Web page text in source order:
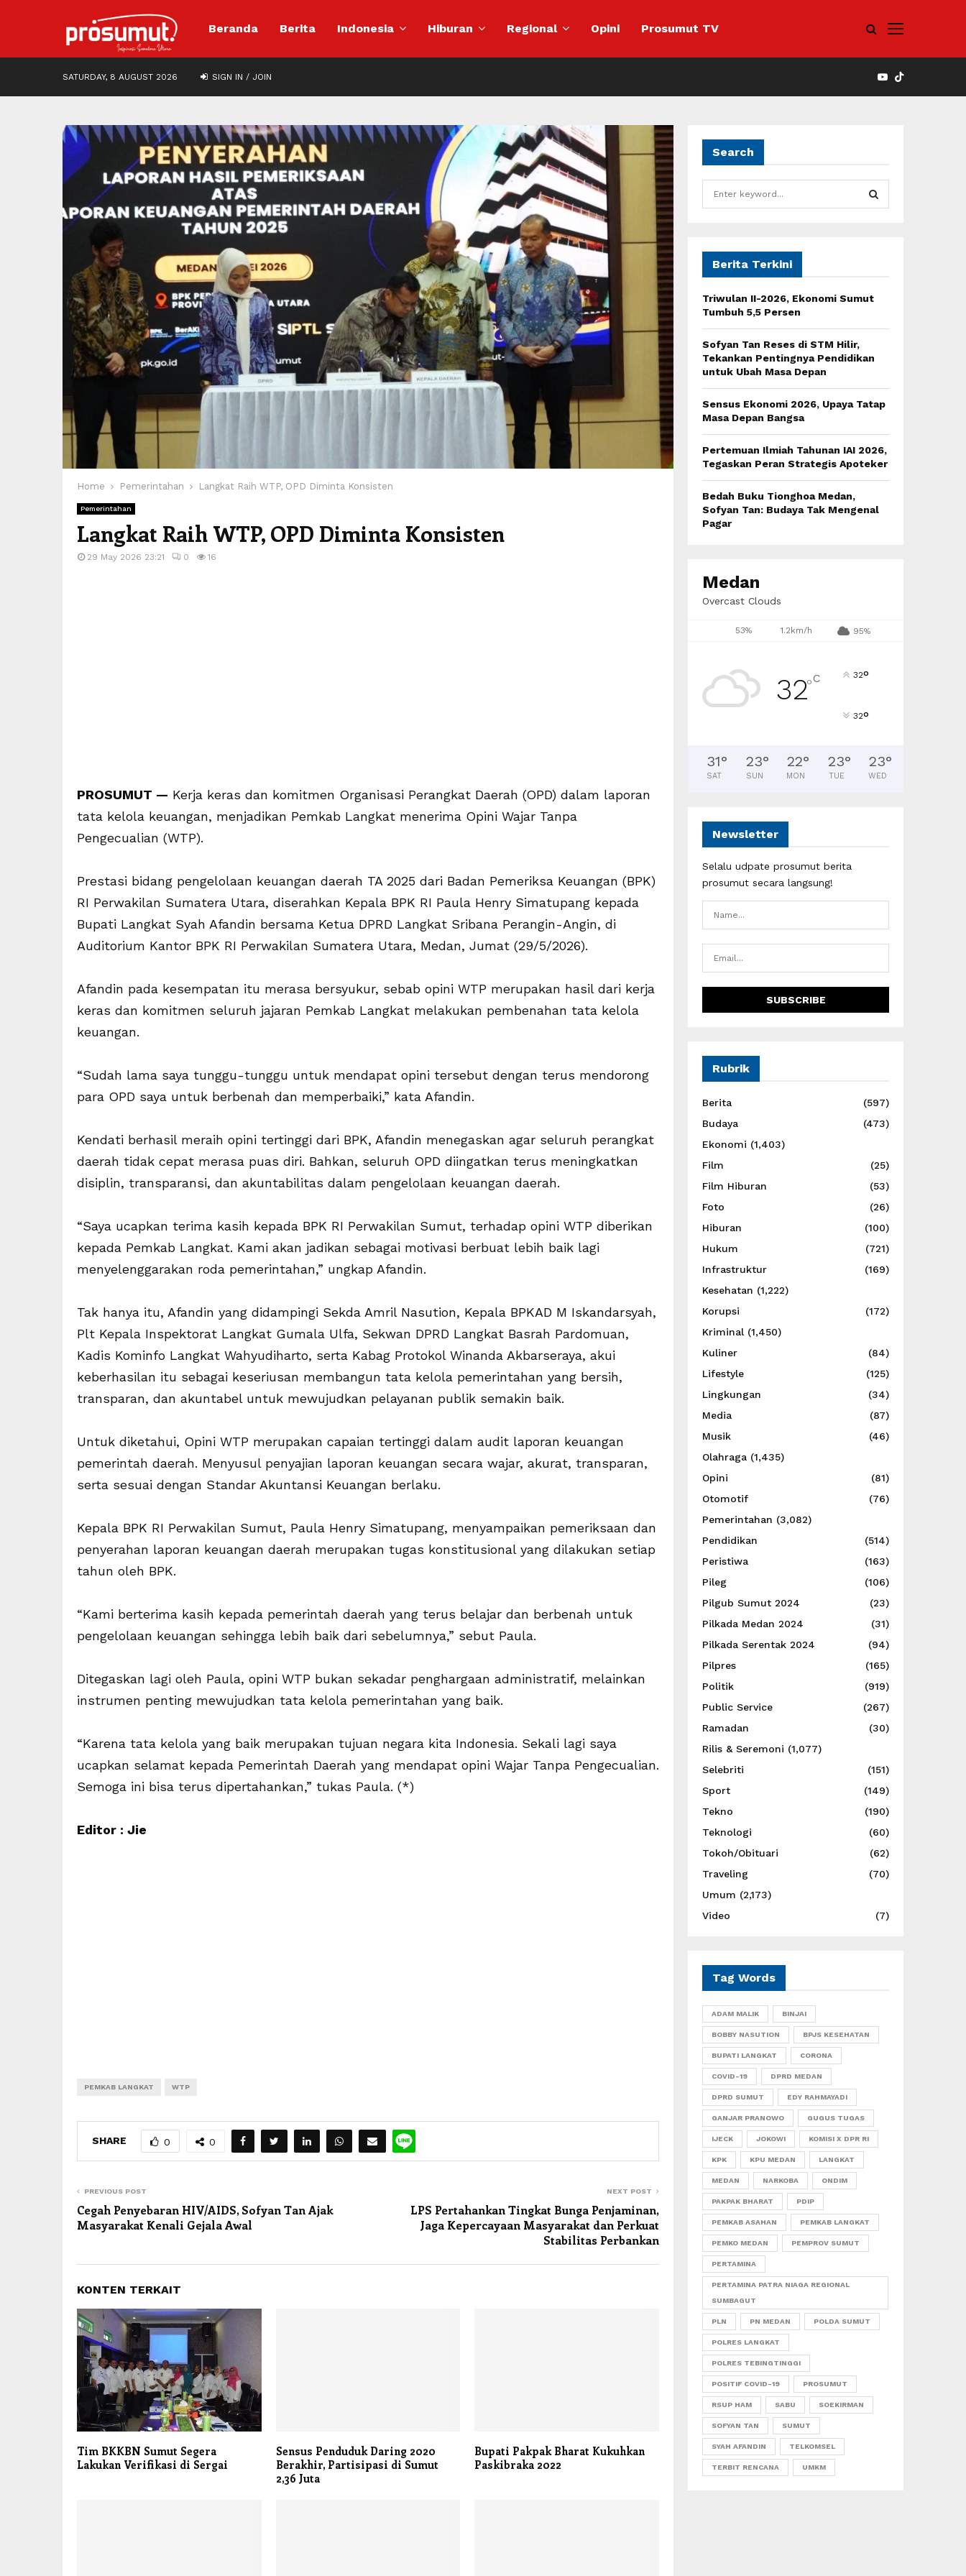
Beranda Berita Indonesia Hiburan Regional Opini Prosumut TV
SATURDAY, 8 AUGUST 2026 SIGN IN / JOIN YOUTUBE
Home Pemerintahan Langkat Raih WTP, OPD Diminta Konsisten
Pemerintahan
Langkat Raih WTP, OPD Diminta Konsisten
29 May 2026 23:21 0 16
PROSUMUT — Kerja keras dan komitmen Organisasi Perangkat Daerah (OPD) dalam laporan
tata kelola keuangan, menjadikan Pemkab Langkat menerima Opini Wajar Tanpa
Pengecualian (WTP).
Prestasi bidang pengelolaan keuangan daerah TA 2025 dari Badan Pemeriksa Keuangan (BPK)
RI Perwakilan Sumatera Utara, diserahkan Kepala BPK RI Paula Henry Simatupang kepada
Bupati Langkat Syah Afandin bersama Ketua DPRD Langkat Sribana Perangin-Angin, di
Auditorium Kantor BPK RI Perwakilan Sumatera Utara, Medan, Jumat (29/5/2026).
Afandin pada kesempatan itu merasa bersyukur, sebab opini WTP merupakan hasil dari kerja
keras dan komitmen seluruh jajaran Pemkab Langkat melakukan pembenahan tata kelola
keuangan.
“Sudah lama saya tunggu-tunggu untuk mendapat opini tersebut dengan terus mendorong
para OPD saya untuk berbenah dan memperbaiki,” kata Afandin.
Kendati berhasil meraih opini tertinggi dari BPK, Afandin menegaskan agar seluruh perangkat
daerah tidak cepat merasa puas diri. Bahkan, seluruh OPD diingatkan terus meningkatkan
disiplin, transparansi, dan akuntabilitas dalam pengelolaan keuangan daerah.
“Saya ucapkan terima kasih kepada BPK RI Perwakilan Sumut, terhadap opini WTP diberikan
kepada Pemkab Langkat. Kami akan jadikan sebagai motivasi berbuat lebih baik lagi
menyelenggarakan roda pemerintahan,” ungkap Afandin.
Tak hanya itu, Afandin yang didampingi Sekda Amril Nasution, Kepala BPKAD M Iskandarsyah,
Plt Kepala Inspektorat Langkat Gumala Ulfa, Sekwan DPRD Langkat Basrah Pardomuan,
Kadis Kominfo Langkat Wahyudiharto, serta Kabag Protokol Winanda Akbarseraya, akui
keberhasilan itu sebagai keseriusan membangun tata kelola pemerintahan yang bersih,
transparan, dan akuntabel untuk mewujudkan pelayanan publik semakin baik.
Untuk diketahui, Opini WTP merupakan capaian tertinggi dalam audit laporan keuangan
pemerintah daerah. Menyusul penyajian laporan keuangan secara wajar, akurat, transparan,
serta sesuai dengan Standar Akuntansi Keuangan berlaku.
Kepala BPK RI Perwakilan Sumut, Paula Henry Simatupang, menyampaikan pemeriksaan dan
penyerahan laporan keuangan daerah merupakan tugas konstitusional yang dilakukan setiap
tahun oleh BPK.
“Kami berterima kasih kepada pemerintah daerah yang terus belajar dan berbenah untuk
pengelolaan keuangan sehingga lebih baik dari sebelumnya,” sebut Paula.
Ditegaskan lagi oleh Paula, opini WTP bukan sekadar penghargaan administratif, melainkan
instrumen penting mewujudkan tata kelola pemerintahan yang baik.
“Karena tata kelola yang baik merupakan tujuan negara kita Indonesia. Sekali lagi saya
ucapkan selamat kepada Pemerintah Daerah yang mendapat opini Wajar Tanpa Pengecualian.
Semoga ini bisa terus dipertahankan,” tukas Paula. (*)
Editor : Jie
PEMKAB LANGKAT WTP
SHARE 0 0
PREVIOUS POST
Cegah Penyebaran HIV/AIDS, Sofyan Tan Ajak
Masyarakat Kenali Gejala Awal
NEXT POST
LPS Pertahankan Tingkat Bunga Penjaminan,
Jaga Kepercayaan Masyarakat dan Perkuat
Stabilitas Perbankan
KONTEN TERKAIT
Tim BKKBN Sumut Segera
Lakukan Verifikasi di Sergai
Sensus Penduduk Daring 2020
Berakhir, Partisipasi di Sumut
2,36 Juta
Bupati Pakpak Bharat Kukuhkan
Paskibraka 2022
Search
f
r
Berita Terkini
Triwulan II-2026, Ekonomi Sumut
Tumbuh 5,5 Persen
Sofyan Tan Reses di STM Hilir,
Tekankan Pentingnya Pendidikan
untuk Ubah Masa Depan
Sensus Ekonomi 2026, Upaya Tatap
Masa Depan Bangsa
Pertemuan Ilmiah Tahunan IAI 2026,
Tegaskan Peran Strategis Apoteker
Bedah Buku Tionghoa Medan,
Sofyan Tan: Budaya Tak Mengenal
Pagar
Medan
Overcast Clouds
53% 1.2km/h 95%
32°C 32°
32°
31°
SAT
23°
SUN
22°
MON
23°
TUE
23°
WED
Newsletter
Selalu udpate prosumut berita
prosumut secara langsung!
Rubrik
Berita
(597)
Budaya
(473)
Ekonomi (1,403)
Film
(25)
Film Hiburan
(53)
Foto
(26)
Hiburan
(100)
Hukum
(721)
Infrastruktur
(169)
Kesehatan (1,222)
Korupsi
(172)
Kriminal (1,450)
Kuliner
(84)
Lifestyle
(125)
Lingkungan
(34)
Media
(87)
Musik
(46)
Olahraga (1,435)
Opini
(81)
Otomotif
(76)
Pemerintahan (3,082)
Pendidikan
(514)
Peristiwa
(163)
Pileg
(106)
Pilgub Sumut 2024
(23)
Pilkada Medan 2024
(31)
Pilkada Serentak 2024
(94)
Pilpres
(165)
Politik
(919)
Public Service
(267)
Ramadan
(30)
Rilis & Seremoni (1,077)
Selebriti
(151)
Sport
(149)
Tekno
(190)
Teknologi
(60)
Tokoh/Obituari
(62)
Traveling
(70)
Umum (2,173)
Video
(7)
Tag Words
ADAM MALIK BINJAI
BOBBY NASUTION BPJS KESEHATAN
BUPATI LANGKAT CORONA
COVID-19 DPRD MEDAN
DPRD SUMUT EDY RAHMAYADI
GANJAR PRANOWO GUGUS TUGAS
IJECK JOKOWI KOMISI X DPR RI
KPK KPU MEDAN LANGKAT
MEDAN NARKOBA ONDIM
PAKPAK BHARAT PDIP
PEMKAB ASAHAN PEMKAB LANGKAT
PEMKO MEDAN PEMPROV SUMUT
PERTAMINA
PERTAMINA PATRA NIAGA REGIONAL
SUMBAGUT
PLN PN MEDAN POLDA SUMUT
POLRES LANGKAT
POLRES TEBINGTINGGI
POSITIF COVID-19 PROSUMUT
RSUP HAM SABU SOEKIRMAN
SOFYAN TAN SUMUT
SYAH AFANDIN TELKOMSEL
TERBIT RENCANA UMKM